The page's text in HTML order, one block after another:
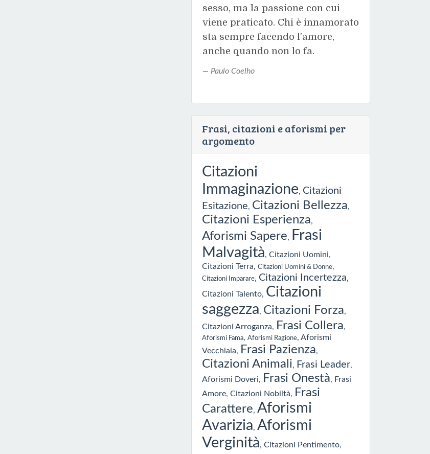
sesso, ma la passione con cui
viene praticato. Chi è innamorato
sta sempre facendo l'amore,
anche quando non lo fa.
Paulo Coelho
Frasi, citazioni e aforismi per
argomento
Citazioni
Immaginazione, Citazioni
Esitazione, Citazioni Bellezza,
Citazioni Esperienza,
Aforismi Sapere,
Frasi
Malvagità, Citazioni Uomini,
Citazioni Terra, Citazioni Uomini & Donne,
Citazioni Imparare, Citazioni Incertezza,
Citazioni Talento, Citazioni
saggezza, Citazioni Forza,
Citazioni Arroganza, Frasi Collera,
Aforismi Fama, Aforismi Ragione, Aforismi
Vecchiaia, Frasi Pazienza,
Citazioni Animali, Frasi Leader,
Aforismi Doveri, Frasi Onestà, Frasi
Amore, Citazioni Nobiltà, Frasi
Carattere, Aforismi
Avarizia, Aforismi
Verginità, Citazioni Pentimento,